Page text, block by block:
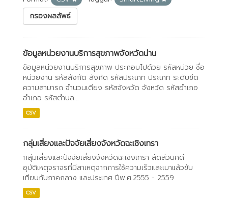
กรองผลลัพธ์
ข้อมูลหน่วยงานบริการสุขภาพจังหวัดน่าน
ข้อมูลหน่วยงานบริการสุขภาพ ประกอบไปด้วย รหัสหน่วย ชื่อ
หน่วยงาน รหัสสังกัด สังกัด รหัสประเภท ประเภท ระดับขีด
ความสามารถ จำนวนเตียง รหัสจังหวัด จังหวัด รหัสอำเภอ
อำเภอ รหัสตำบล...
CSV
กลุ่มเสี่ยงและปัจจัยเสี่ยงจังหวัดฉะเชิงเทรา
กลุ่มเสี่ยงและปัจจัยเสี่ยงจังหวัดฉะเชิงเทรา สัดส่วนคดี
อุบัติเหตุจราจรที่มีสาเหตุจากการใช้ความเร็วและเมาแล้วขับ
เทียบกับภาคกลาง และประเทศ ปีพ.ศ.2555 - 2559
CSV